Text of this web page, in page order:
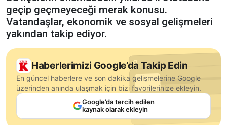
geçip geçmeyeceği merak konusu.
Vatandaşlar, ekonomik ve sosyal gelişmeleri
yakından takip ediyor.
Haberlerimizi Google’da Takip Edin
En güncel haberlere ve son dakika gelişmelerine Google
üzerinden anında ulaşmak için bizi favorilerinize ekleyin.
Google’da tercih edilen
kaynak olarak ekleyin